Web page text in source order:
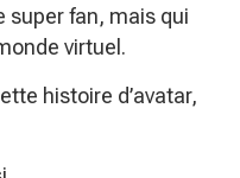
super fan, mais qui
virtuel.
histoire d’avatar,